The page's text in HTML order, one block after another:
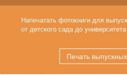
Напечатать фотокниги для
от детского сада до
Печать